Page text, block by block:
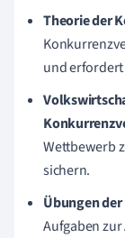
Theorie der
und erfordert
Wettbewerb
sichern.
Übungen
Aufgaben